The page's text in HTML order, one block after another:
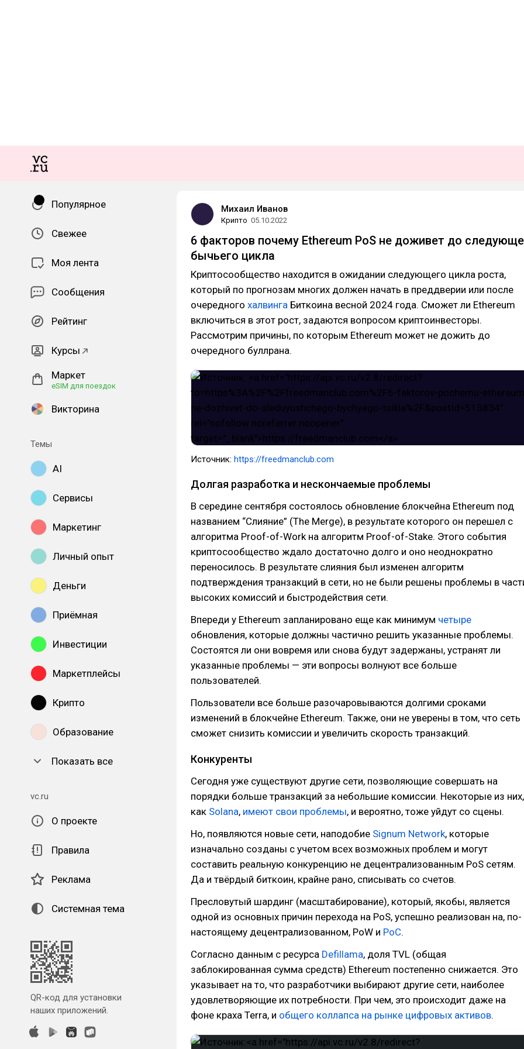
Популярное
Свежее
Моя лента
Сообщения
Рейтинг
Курсы
Маркет
eSIM для поездок
Викторина
Темы
AI
Сервисы
Маркетинг
Личный опыт
Деньги
Приёмная
Инвестиции
Маркетплейсы
Крипто
Образование
Показать все
vc.ru
О проекте
Правила
Реклама
Системная тема
QR-код для установки
наших приложений.
Михаил Иванов
Крипто 05.10.2022
6 факторов почему Ethereum PoS не доживет до
бычьего цикла
Криптосообщество находится в ожидании следующего цикла роста,
который по прогнозам многих должен начать в преддверии или после
очередного халвинга Биткоина весной 2024 года. Сможет ли Ethereum
включиться в этот рост, задаются вопросом криптоинвесторы.
Рассмотрим причины, по которым Ethereum может не дожить до
очередного буллрана.
Источник: https://freedmanclub.com
Долгая разработка и нескончаемые проблемы
В середине сентября состоялось обновление блокчейна Ethereum под
названием “Слияние” (The Merge), в результате которого он перешел с
алгоритма Proof-of-Work на алгоритм Proof-of-Stake. Этого события
криптосообщество ждало достаточно долго и оно неоднократно
переносилось. В результате слияния был изменен алгоритм
подтверждения транзакций в сети, но не были решены проблемы в
высоких комиссий и быстродействия сети.
Впереди у Ethereum запланировано еще как минимум четыре
обновления, которые должны частично решить указанные проблемы.
Состоятся ли они вовремя или снова будут задержаны, устранят ли
указанные проблемы — эти вопросы волнуют все больше
пользователей.
Пользователи все больше разочаровываются долгими сроками
изменений в блокчейне Ethereum. Также, они не уверены в том, что сеть
сможет снизить комиссии и увеличить скорость транзакций.
Конкуренты
Сегодня уже существуют другие сети, позволяющие совершать на
порядки больше транзакций за небольшие комиссии. Некоторые из них,
как Solana, имеют свои проблемы, и вероятно, тоже уйдут со сцены.
Но, появляются новые сети, наподобие Signum Network, которые
изначально созданы с учетом всех возможных проблем и могут
составить реальную конкуренцию не децентрализованным PoS сетям.
Да и твёрдый биткоин, крайне рано, списывать со счетов.
Пресловутый шардинг (масштабирование), который, якобы, является
одной из основных причин перехода на PoS, успешно реализован на, по-
настоящему децентрализованном, PoW и PoC.
Согласно данным с ресурса Defillama, доля TVL (общая
заблокированная сумма средств) Ethereum постепенно снижается. Это
указывает на то, что разработчики выбирают другие сети, наиболее
удовлетворяющие их потребности. При чем, это происходит даже на
фоне краха Terra, и общего коллапса на рынке цифровых активов.